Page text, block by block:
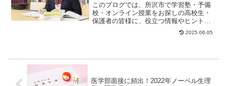
このブログでは、所沢市で学習塾・予備
校・オンライン授業をお探しの高校生・
保護者の皆様に、役立つ情報やヒントに
なる情報をお伝えします。塾選びに悩む
2025.06.05
医学部面接に頻出！2022年ノーベル生理